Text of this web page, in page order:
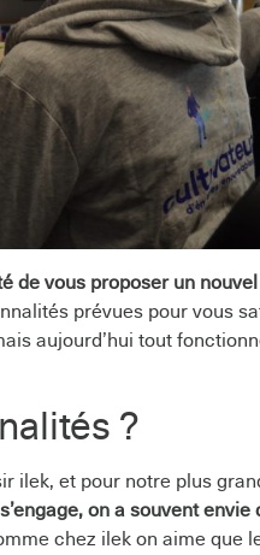
de vous proposer un
prévues pour vous
aujourd’hui tout
?
ilek, et pour notre plus
on a souvent
chez ilek on aime que